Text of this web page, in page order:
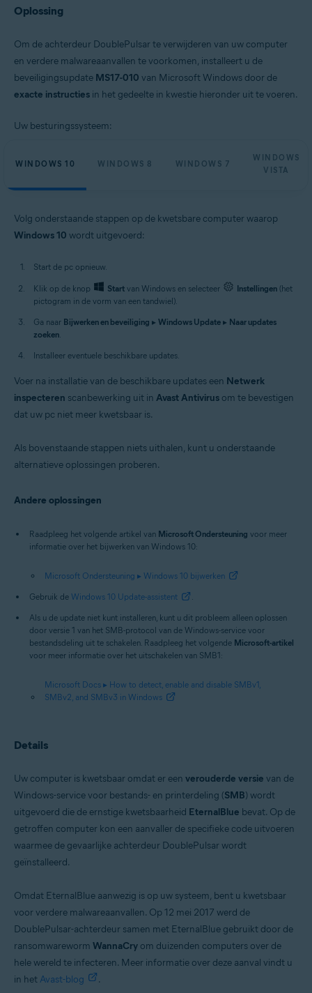
Oplossing
Om de achterdeur DoublePulsar te verwijderen van uw computer
en verdere malwareaanvallen te voorkomen, installeert u de
beveiligingsupdate MS17-010 van Microsoft Windows door de
exacte instructies in het gedeelte in kwestie hieronder uit te voeren.
Uw besturingssysteem:
WINDOWS 10 WINDOWS 8 WINDOWS 7
WINDOWS
VISTA
Volg onderstaande stappen op de kwetsbare computer waarop
Windows 10 wordt uitgevoerd:
Start de pc opnieuw.
Klik op de knop Start van Windows en selecteer Instellingen (het
pictogram in de vorm van een tandwiel).
Ga naar Bijwerken en beveiliging ▸ Windows Update ▸ Naar updates
zoeken.
Installeer eventuele beschikbare updates.
Voer na installatie van de beschikbare updates een Netwerk
inspecteren scanbewerking uit in Avast Antivirus om te bevestigen
dat uw pc niet meer kwetsbaar is.
Als bovenstaande stappen niets uithalen, kunt u onderstaande
alternatieve oplossingen proberen.
Andere oplossingen
Raadpleeg het volgende artikel van Microsoft Ondersteuning voor meer
informatie over het bijwerken van Windows 10:
Microsoft Ondersteuning ▸ Windows 10 bijwerken
Gebruik de Windows 10 Update-assistent
.
Als u de update niet kunt installeren, kunt u dit probleem alleen oplossen
door versie 1 van het SMB-protocol van de Windows-service voor
bestandsdeling uit te schakelen. Raadpleeg het volgende Microsoft-artikel
voor meer informatie over het uitschakelen van SMB1:
Microsoft Docs ▸ How to detect, enable and disable SMBv1,
SMBv2, and SMBv3 in Windows
Details
Uw computer is kwetsbaar omdat er een verouderde versie van de
Windows-service voor bestands- en printerdeling (SMB) wordt
uitgevoerd die de ernstige kwetsbaarheid EternalBlue bevat. Op de
getroffen computer kon een aanvaller de specifieke code uitvoeren
waarmee de gevaarlijke achterdeur DoublePulsar wordt
geïnstalleerd.
Omdat EternalBlue aanwezig is op uw systeem, bent u kwetsbaar
voor verdere malwareaanvallen. Op 12 mei 2017 werd de
DoublePulsar-achterdeur samen met EternalBlue gebruikt door de
ransomwareworm WannaCry om duizenden computers over de
hele wereld te infecteren. Meer informatie over deze aanval vindt u
in het Avast-blog .